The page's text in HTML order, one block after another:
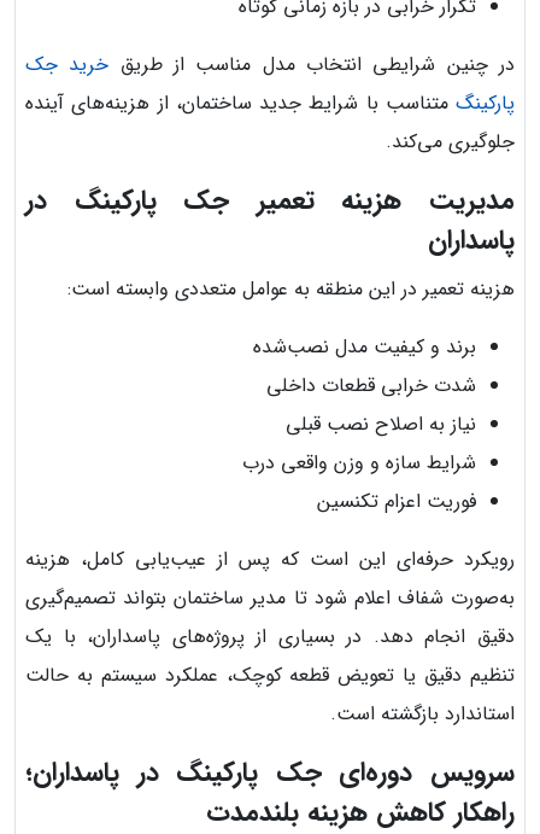
تکرار خرابی در بازه زمانی کوتاه
در چنین شرایطی انتخاب مدل مناسب از طریق خرید جک
پارکینگ متناسب با شرایط جدید ساختمان، از هزینه‌های آینده
جلوگیری می‌کند.
مدیریت هزینه تعمیر جک پارکینگ در
پاسداران
هزینه تعمیر در این منطقه به عوامل متعددی وابسته است:
برند و کیفیت مدل نصب‌شده
شدت خرابی قطعات داخلی
نیاز به اصلاح نصب قبلی
شرایط سازه و وزن واقعی درب
فوریت اعزام تکنسین
رویکرد حرفه‌ای این است که پس از عیب‌یابی کامل، هزینه
به‌صورت شفاف اعلام شود تا مدیر ساختمان بتواند تصمیم‌گیری
دقیق انجام دهد. در بسیاری از پروژه‌های پاسداران، با یک
تنظیم دقیق یا تعویض قطعه کوچک، عملکرد سیستم به حالت
استاندارد بازگشته است.
سرویس دوره‌ای جک پارکینگ در پاسداران؛
راهکار کاهش هزینه بلندمدت